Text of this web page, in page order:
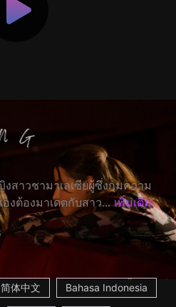
าวชามาเลเซียผู้ซึ่งกุมความ
งต้องมาเดตกับสาว... เพิ่มเติม
简体中文 Bahasa Indonesia